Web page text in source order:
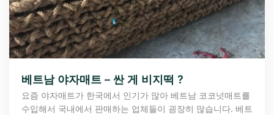
베트남 야자매트 – 싼 게 비지떡 ?
요즘 야자매트가 한국에서 인기가 많아 베트남 코코넛매트를
수입해서 국내에서 판매하는 업체들이 굉장히 많습니다. 베트